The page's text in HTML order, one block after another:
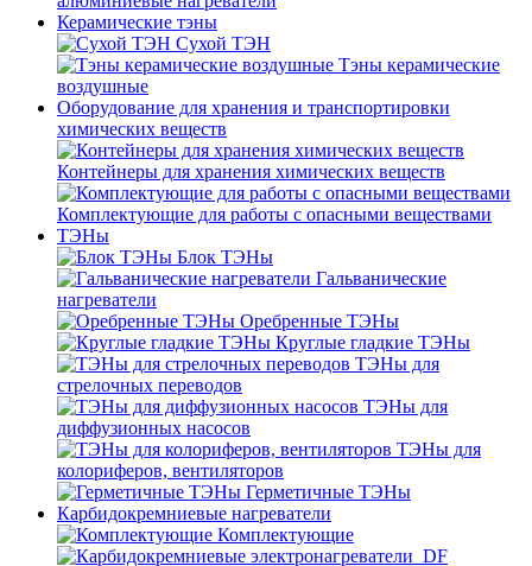
Керамические тэны
Сухой ТЭН
Тэны керамические
воздушные
Оборудование для хранения и транспортировки
химических веществ
Контейнеры для хранения химических веществ
Комплектующие для работы с опасными веществами
ТЭНы
Блок ТЭНы
Гальванические
нагреватели
Оребренные ТЭНы
Круглые гладкие ТЭНы
ТЭНы для
стрелочных переводов
ТЭНы для
диффузионных насосов
ТЭНы для
колориферов, вентиляторов
Герметичные ТЭНы
Карбидокремниевые нагреватели
Комплектующие